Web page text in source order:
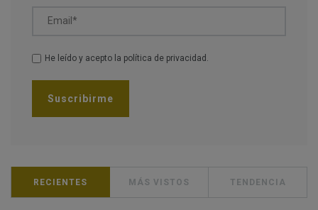
Email*
He leído y acepto la política de privacidad
RECIENTES MÁS VISTOS TENDENCIA